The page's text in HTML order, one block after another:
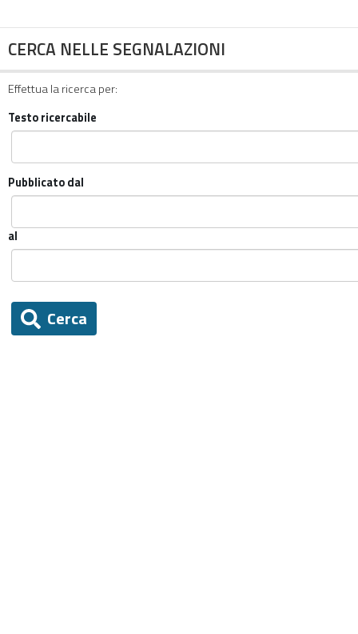
CERCA NELLE SEGNALAZIONI
Effettua la ricerca per:
Testo ricercabile
Pubblicato dal
al